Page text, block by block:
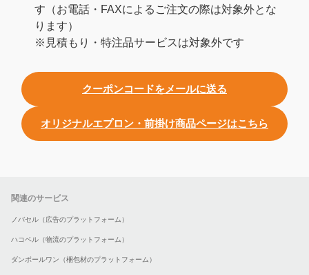
す（お電話・FAXによるご注文の際は対象外とな
ります）
※見積もり・特注品サービスは対象外です
クーポンコードをメールに送る
オリジナルエプロン・前掛け商品ページはこちら
関連のサービス
ノバセル（広告のプラットフォーム）
ハコベル（物流のプラットフォーム）
ダンボールワン（梱包材のプラットフォーム）